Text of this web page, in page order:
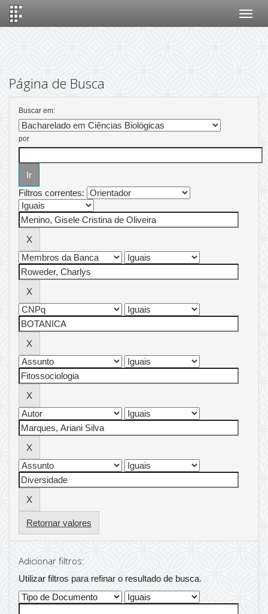
Página de Busca
Buscar em:
por
Filtros correntes:
Retornar valores
Adicionar filtros:
Utilizar filtros para refinar o resultado de busca.